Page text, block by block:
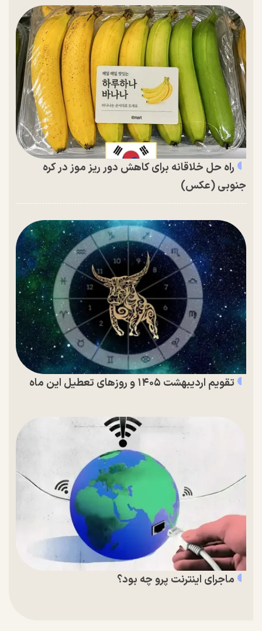
راه حل خلاقانه برای کاهش دور ریز موز در کره
جنوبی (عکس)
تقویم اردیبهشت ۱۴۰۵ و روز‌های تعطیل این ماه
ماجرای اینترنت پرو چه بود؟